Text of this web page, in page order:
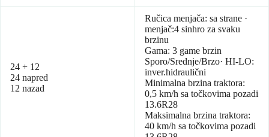
24 + 12
24 napred
12 nazad
Ručica menjača: sa strane ·
menjač:4 sinhro za svaku
brzinu
Gama: 3 game brzin
Sporo/Srednje/Brzo· HI-LO:
inver.hidraulični
Minimalna brzina traktora:
0,5 km/h sa točkovima pozadi
13.6R28
Maksimalna brzina traktora:
40 km/h sa točkovima pozadi